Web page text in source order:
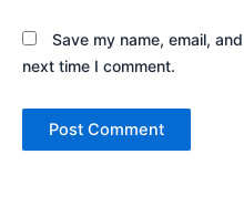
Save my name, email,
next time I comment.